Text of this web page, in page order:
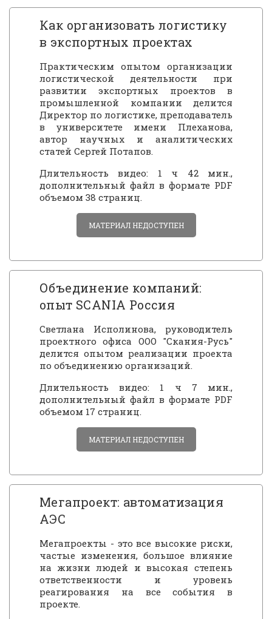
Как организовать логистику
в экспортных проектах
Практическим опытом организации
логистической деятельности при
развитии экспортных проектов в
промышленной компании делится
Директор по логистике, преподаватель
в университете имени Плеханова,
автор научных и аналитических
статей Сергей Потапов.
Длительность видео: 1 ч 42 мин.,
дополнительный файл в формате PDF
объемом 38 страниц.
МАТЕРИАЛ НЕДОСТУПЕН
Объединение компаний:
опыт SCANIA Россия
Светлана Исполинова, руководитель
проектного офиса ООО "Скания-Русь"
делится опытом реализации проекта
по объединению организаций.
Длительность видео: 1 ч 7 мин.,
дополнительный файл в формате PDF
объемом 17 страниц.
МАТЕРИАЛ НЕДОСТУПЕН
Мегапроект: автоматизация
АЭС
Мегапроекты - это все высокие риски,
частые изменения, большое влияние
на жизни людей и высокая степень
ответственности и уровень
реагирования на все события в
проекте.